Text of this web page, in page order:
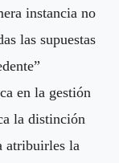
instancia no
las supuestas
en la gestión
la distinción
atribuirles la